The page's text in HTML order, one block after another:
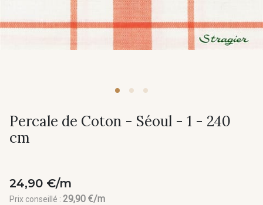
Percale de Coton - Séoul - 1 - 240
cm
24,90 €/m
Prix conseillé : 29,90 €/m